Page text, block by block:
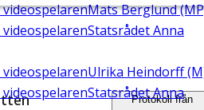
Mats Berglund
videospelarenStatsrådet Anna
videospelarenUlrika Heindorff
videospelarenStatsrådet Anna
Protokoll från